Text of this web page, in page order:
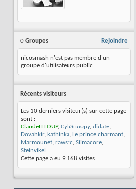
Rejoindre
0 Groupes
nicosmash n'est pas membre d'un
groupe d'utilisateurs public
Récents visiteurs
Les 10 derniers visiteur(s) sur cette page
sont :
ClaudeLELOUP, CybSnoopy, didate,
Dovahkir, kathinka, Le prince charmant,
Marmounet, rawsrc, Siimacore,
Steinvikel
Cette page a eu 9 168 visites